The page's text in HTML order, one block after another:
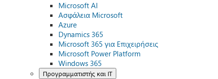
Microsoft AI
Ασφάλεια Microsoft
Azure
Dynamics 365
Microsoft 365 για Επιχειρήσεις
Microsoft Power Platform
Windows 365
Προγραμματιστής και IT